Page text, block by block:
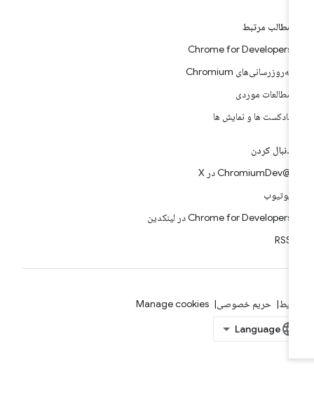
مطالب مرتبط
Chrome for Developers
به‌روزرسانی‌های Chromium
مطالعات موردی
پادکست ها و نمایش ها
دنبال کردن
یوتیوب
Chrome for Developers در لینکدین
حریم خصوصی Manage cookies